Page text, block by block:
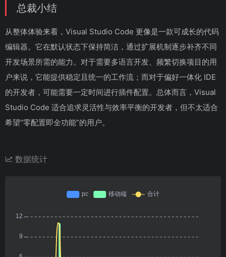
总裁小结
从整体体验来看，Visual Studio Code 更像是一款可成长的代码
编辑器。它在默认状态下保持简洁，通过扩展机制逐步补齐不同
开发场景所需的能力。对于需要多语言开发、频繁切换项目的用
户来说，它能提供稳定且统一的工作流；而对于偏好一体化 IDE
的开发者，可能需要一定时间进行插件配置。总体而言，Visual
Studio Code 适合追求灵活性与效率平衡的开发者，但不太适合
希望“零配置即全功能”的用户。
数据统计